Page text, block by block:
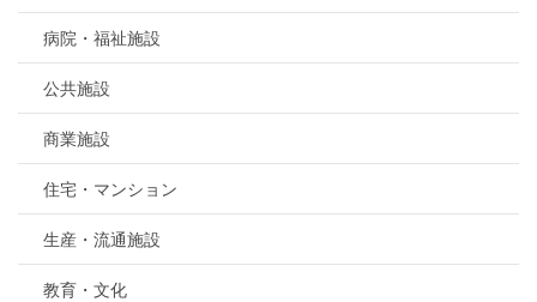
病院・福祉施設
公共施設
商業施設
住宅・マンション
生産・流通施設
教育・文化